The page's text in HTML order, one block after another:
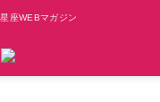
座WEBマガジン